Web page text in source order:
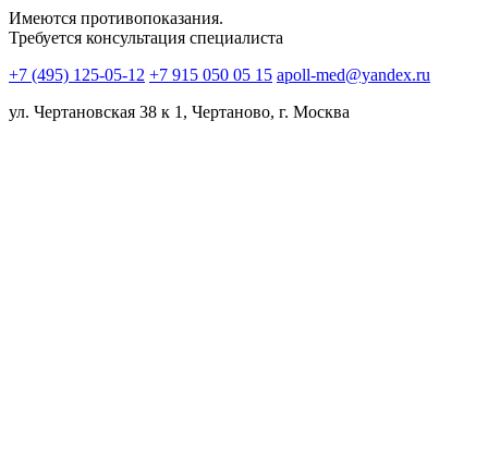
Имеются противопоказания.
Требуется консультация специалиста
+7 (495) 125-05-12 +7 915 050 05 15 apoll-med@yandex.ru
ул. Чертановская 38 к 1, Чертаново, г. Москва